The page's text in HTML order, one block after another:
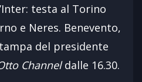
testa al Torino
e Neres. Benevento,
del presidente
Channeldalle 16.30.